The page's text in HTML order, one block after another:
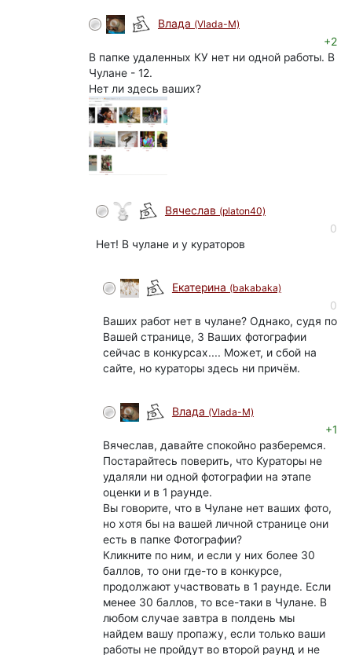
Влада (Vlada-M)
+2
В папке удаленных КУ нет ни одной работы. В
Чулане - 12.
Нет ли здесь ваших?
Вячеслав (platon40)
0
Нет! В чулане и у кураторов
Екатерина (bakabaka)
0
Ваших работ нет в чулане? Однако, судя по
Вашей странице, 3 Ваших фотографии
сейчас в конкурсах.... Может, и сбой на
сайте, но кураторы здесь ни причём.
Влада (Vlada-M)
+1
Вячеслав, давайте спокойно разберемся.
Постарайтесь поверить, что Кураторы не
удаляли ни одной фотографии на этапе
оценки и в 1 раунде.
Вы говорите, что в Чулане нет ваших фото,
но хотя бы на вашей личной странице они
есть в папке Фотографии?
Кликните по ним, и если у них более 30
баллов, то они где-то в конкурсе,
продолжают участвовать в 1 раунде. Если
менее 30 баллов, то все-таки в Чулане. В
любом случае завтра в полдень мы
найдем вашу пропажу, если только ваши
работы не пройдут во второй раунд и не